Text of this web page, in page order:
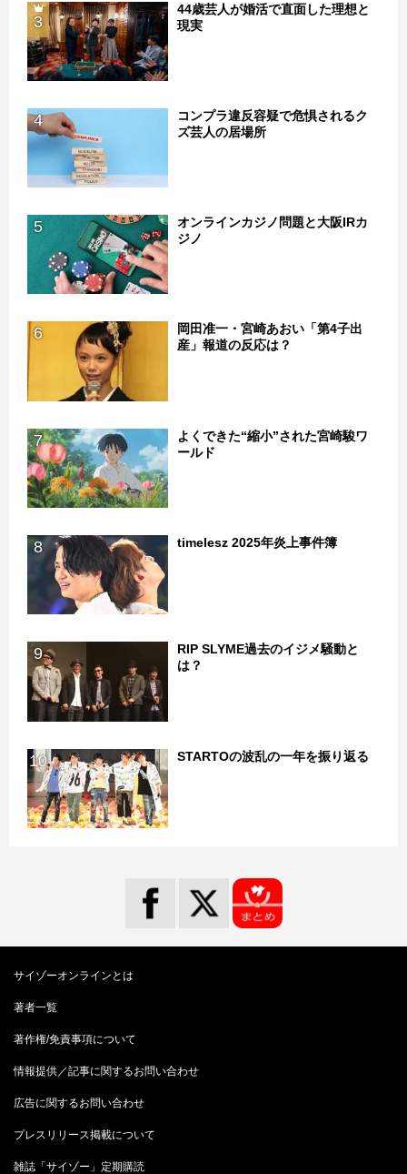
3
44歳芸人が婚活で直面した理想と
現実
4
コンプラ違反容疑で危惧されるク
ズ芸人の居場所
5
オンラインカジノ問題と大阪IRカ
ジノ
6
岡田准一・宮崎あおい「第4子出
産」報道の反応は？
7
よくできた“縮小”された宮崎駿ワ
ールド
8 timelesz 2025年炎上事件簿
9
RIP SLYME過去のイジメ騒動と
は？
10 STARTOの波乱の一年を振り返る
サイゾーオンラインとは
著者一覧
著作権/免責事項について
情報提供／記事に関するお問い合わせ
広告に関するお問い合わせ
プレスリリース掲載について
雑誌「サイゾー」定期購読